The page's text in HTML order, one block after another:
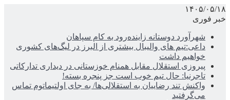
۱۴۰۵/۰۵/۱۸
خبر فوری
شهرآورد دوستانه زاینده‌رود به کام سپاهان
داعی:تیم های والیبال بیشتری از البرز در لیگ‌های کشوری
خواهیم داشت
پیروزی استقلال مقابل همنام خوزستانی در دیداری تدارکاتی
تاجرنیا: حال تیم خوب است جز پنجره بسته!
واکنش تند رضاییان به استقلالی‌ها/ به جای اولتیماتوم تماس
می‌گرفتید